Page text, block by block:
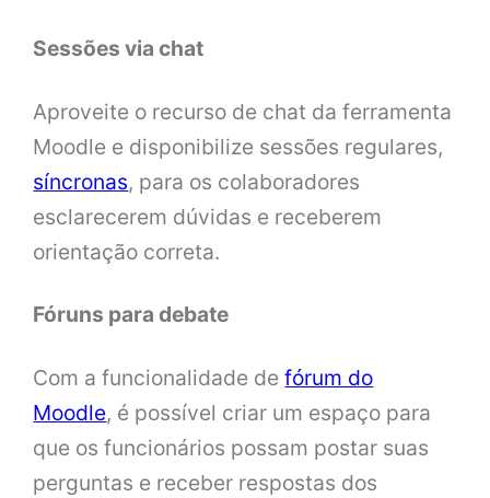
Sessões via chat
Aproveite o recurso de chat da ferramenta
Moodle e disponibilize sessões regulares,
síncronas, para os colaboradores
esclarecerem dúvidas e receberem
orientação correta.
Fóruns para debate
Com a funcionalidade defórum do
Moodle, é possível criar um espaço para
que os funcionários possam postar suas
perguntas e receber respostas dos